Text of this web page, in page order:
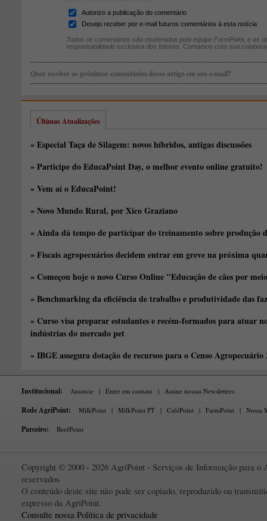
Autorizo a publicação do comentário
Desejo receber por e-mail futuros comentários à esta notícia
Todos os comentários são moderados pela equipe FarmPoint, e as
responsabilidade exclusiva dos leitores. Contamos com sua
Quer receber os próximos comentários desse artigo em seu e-mail?
Últimas Atualizações
» Especial Taça de Silagem: novos híbridos, antigas discussões
» Participe do EducaPoint Day, o melhor evento online gratuito!
» Vem aí o EducaPoint!
» Novo Mundo Rural, por Xico Graziano
» Ainda dá tempo de participar do treinamento sobre produção
» Fiscais agropecuários decidem entrar em greve na próxima
» Começou hoje o novo Curso Online "Educação de cães por
» Benchmarking da eficiência de trabalho e produtividade das
» Curso visa preparar estudantes e recém-formados para atuar
indústrias do mercado pet
» IBGE assegura dotação de recursos para o Censo Agropecuário
Institucional: Anuncie | Entre em contato | Assine nossas Newsletters
Rede AgriPoint: MilkPoint | MilkPoint PT | CaféPoint | FarmPoint | Nossa
Parceiro: BeefPoint
Copyright © 2000 - 2026 AgriPoint - Serviços de Informação para o
reservados
O conteúdo deste site não pode ser copiado, reproduzido ou
expresso da AgriPoint.
Consulte nossa Política de privacidade